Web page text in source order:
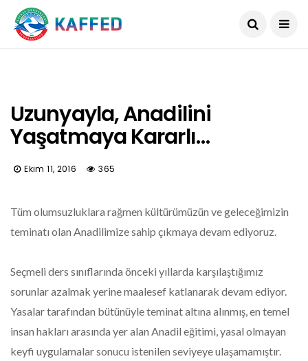
Uzunyayla, Anadilini
Yaşatmaya Kararlı…
Ekim 11, 2016 365
Tüm olumsuzluklara rağmen kültürümüzün ve geleceğimizin
teminatı olan Anadilimize sahip çıkmaya devam ediyoruz.
Seçmeli ders sınıflarında önceki yıllarda karşılaştığımız
sorunlar azalmak yerine maalesef katlanarak devam ediyor.
Yasalar tarafından bütünüyle teminat altına alınmış, en temel
insan hakları arasında yer alan Anadil eğitimi, yasal olmayan
keyfi uygulamalar sonucu istenilen seviyeye ulaşamamıştır.